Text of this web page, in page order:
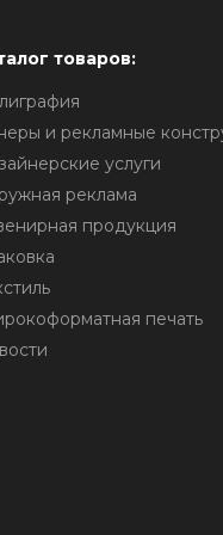
товаров:
и рекламные
услуги
реклама
продукция
печать